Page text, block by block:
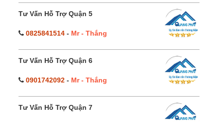
Tư Vấn Hỗ Trợ Quận 5
0825841514 - Mr - Thắng
Tư Vấn Hỗ Trợ Quận 6
0901742092 - Mr - Thắng
Tư Vấn Hỗ Trợ Quận 7